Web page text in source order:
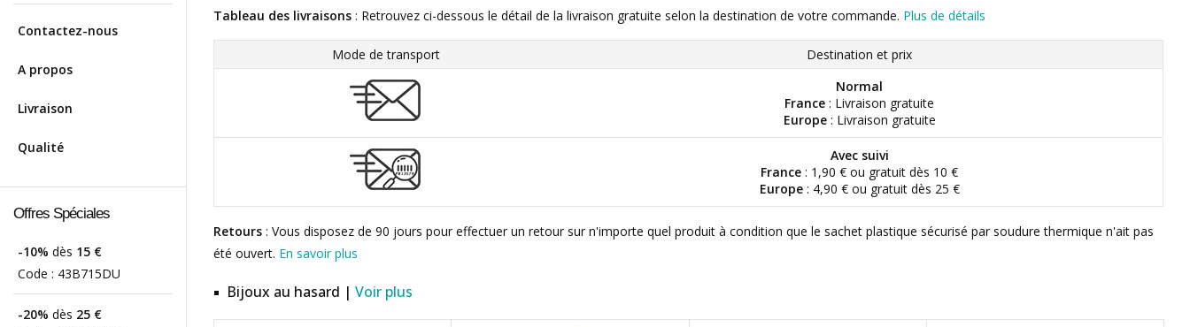
Contactez-nous
A propos
Livraison
Qualité
Offres Spéciales
-10% dès 15 €
Code : 43B715DU
-20% dès 25 €
Tableau des livraisons : Retrouvez ci-dessous le détail de la livraison gratuite selon la destination de votre commande. Plus de détails
Mode de transport
Destination et prix
Normal
France : Livraison gratuite
Europe: Livraison gratuite
Avec suivi
France : 1,90 € ou gratuit dès 10 €
Europe: 4,90 € ou gratuit dès 25 €
Retours : Vous disposez de 90 jours pour effectuer un retour sur n'importe quel produit à condition que le sachet plastique sécurisé par soudure thermique n'ait pas
été ouvert. En savoir plus
Bijoux au hasard | Voir plus